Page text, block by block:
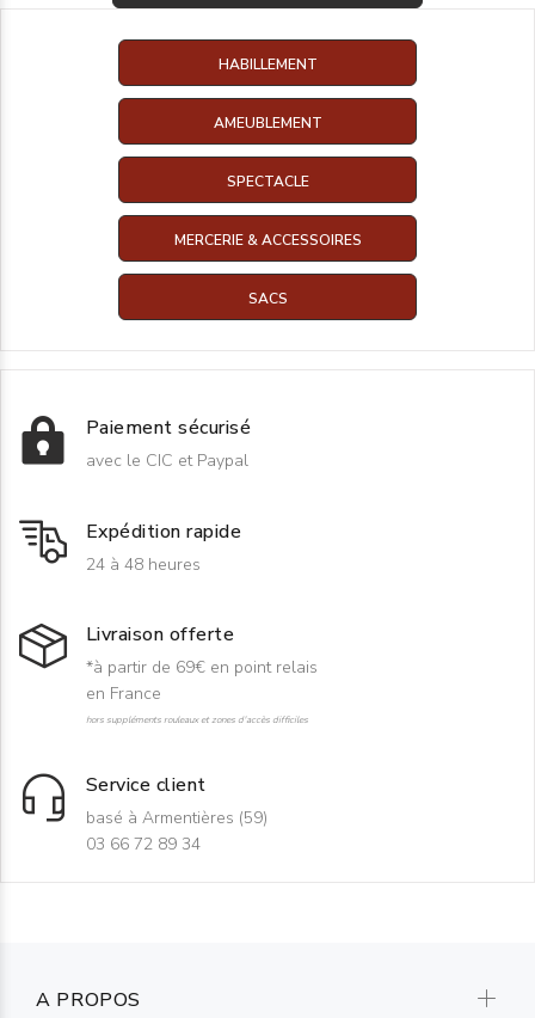
HABILLEMENT
AMEUBLEMENT
SPECTACLE
MERCERIE & ACCESSOIRES
SACS
Paiement sécurisé
avec le CIC et Paypal
Expédition rapide
24 à 48 heures
Livraison offerte
*à partir de 69€ en point relais
en France
hors suppléments rouleaux et zones d'accès difficiles
Service client
basé à Armentières (59)
03 66 72 89 34
A PROPOS